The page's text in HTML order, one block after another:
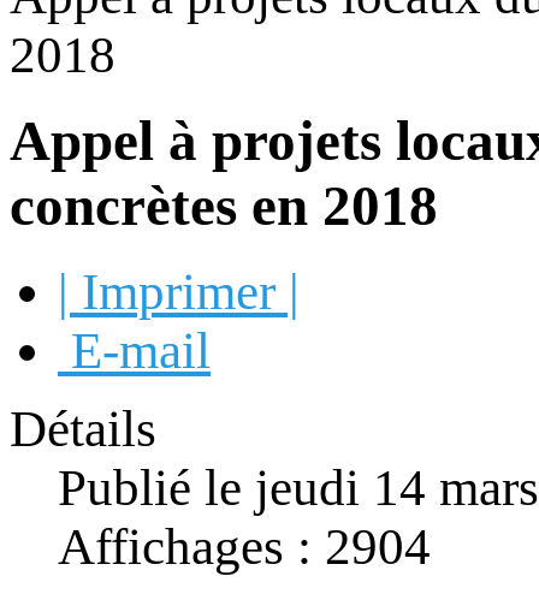
2018
Appel à projets
concrètes en 2018
| Imprimer |
E-mail
Détails
Publié le jeudi 14
Affichages : 2904